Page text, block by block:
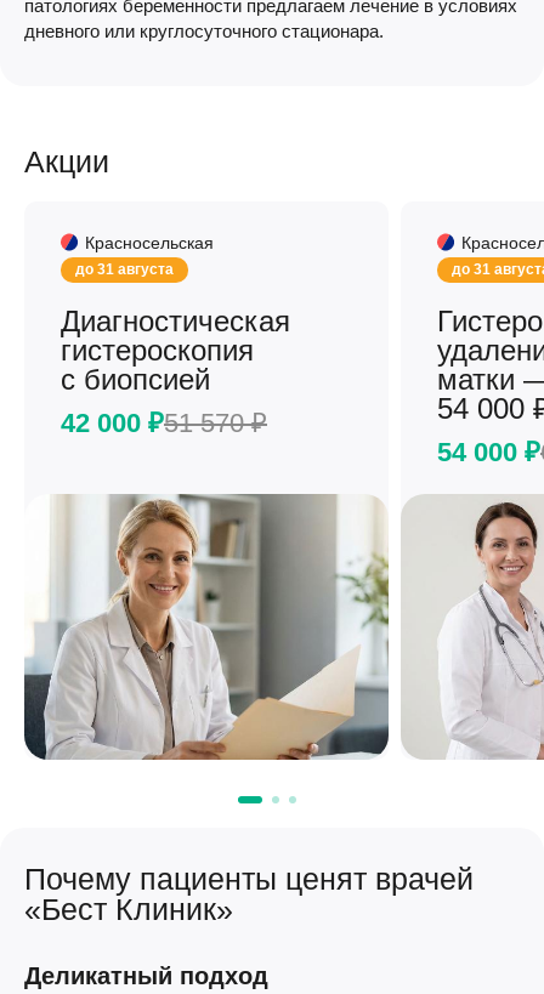
патологиях беременности предлагаем лечение в условиях
дневного или круглосуточного стационара.
Акции
Красносельская
до 31 августа
Диагностическая
гистероскопия
с биопсией
42 000 ₽51 570 ₽
до 31
матки
54 000
54 000 ₽
Почему пациенты ценят врачей
«Бест Клиник»
Деликатный подход